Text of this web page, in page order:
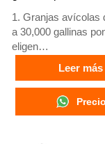
1. Granjas avícolas
a 30,000 gallinas
eligen
2. Gallinas adultas
a poner huevos a las
semanas
3. Su vida útil
años
Leer más
Precio